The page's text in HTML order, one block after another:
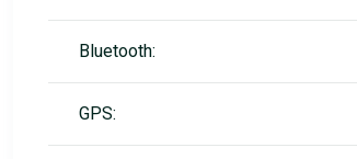
Bluetooth:
GPS: